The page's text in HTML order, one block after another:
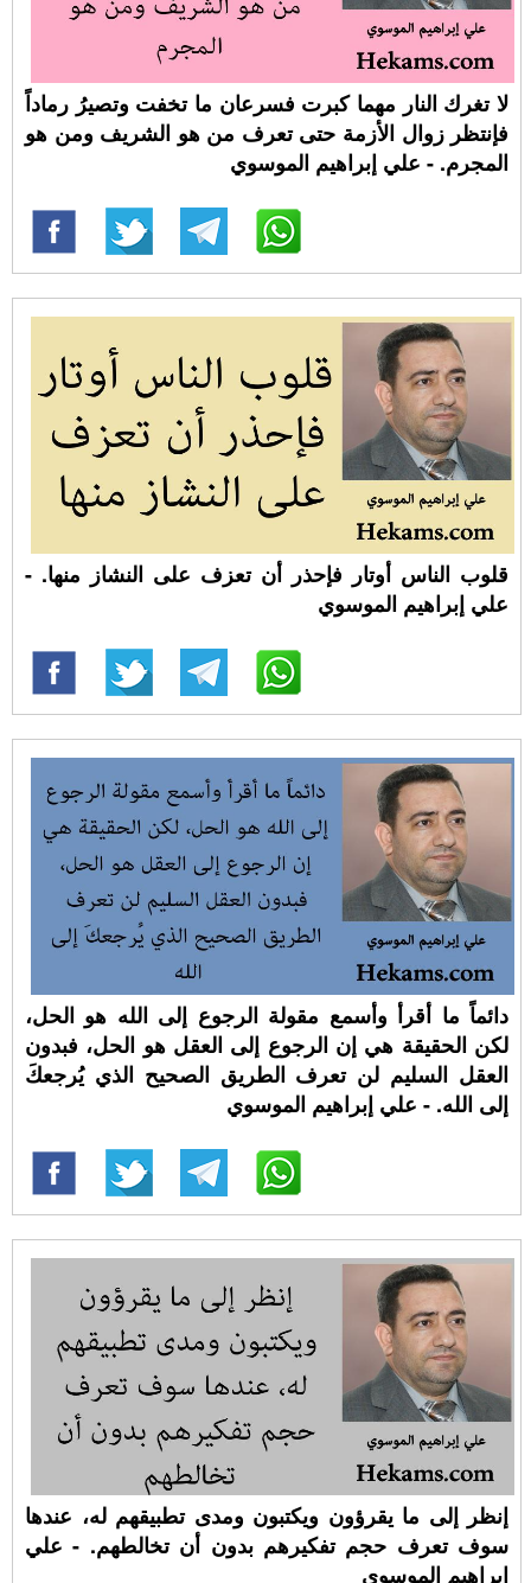
لا تغرك النار مهما كبرت فسرعان ما تخفت وتصيرُ رماداً
فإنتظر زوال الأزمة حتى تعرف من هو الشريف ومن هو
المجرم. - علي إبراهيم الموسوي
قلوب الناس أوتار فإحذر أن تعزف على النشاز منها. -
علي إبراهيم الموسوي
دائماً ما أقرأ وأسمع مقولة الرجوع إلى الله هو الحل،
لكن الحقيقة هي إن الرجوع إلى العقل هو الحل، فبدون
العقل السليم لن تعرف الطريق الصحيح الذي يُرجعكَ
إلى الله. - علي إبراهيم الموسوي
إنظر إلى ما يقرؤون ويكتبون ومدى تطبيقهم له، عندها
سوف تعرف حجم تفكيرهم بدون أن تخالطهم. - علي
إبراهيم الموسوي